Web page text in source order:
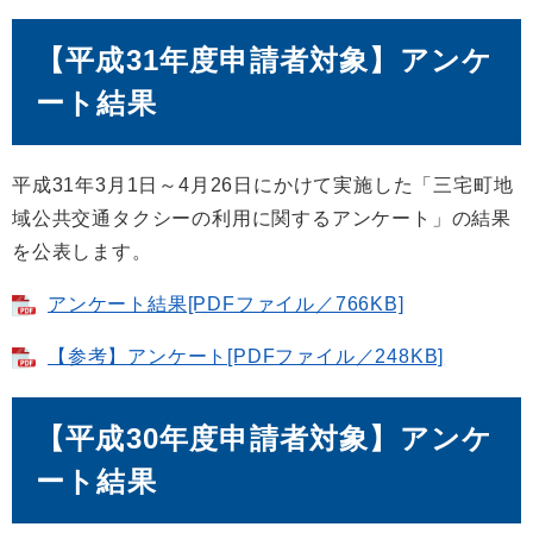
【平成31年度申請者対象】アンケ
ート結果
平成31年3月1日～4月26日にかけて実施した「三宅町地
域公共交通タクシーの利用に関するアンケート」の結果
を公表します。
アンケート結果[PDFファイル／766KB]
【参考】アンケート[PDFファイル／248KB]
【平成30年度申請者対象】アンケ
ート結果